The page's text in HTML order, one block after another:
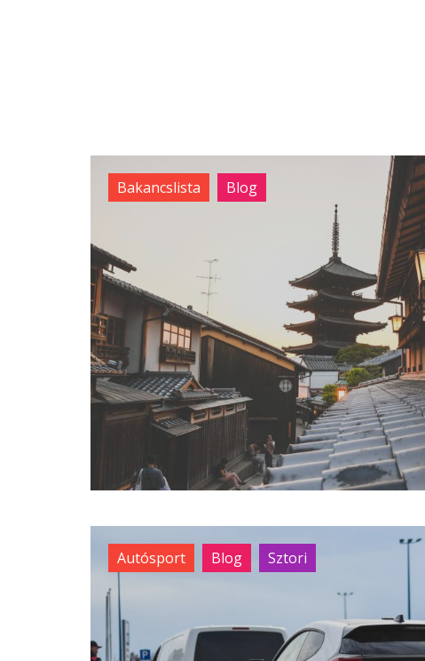
Bakancslista Blog
Autósport Blog Sztori